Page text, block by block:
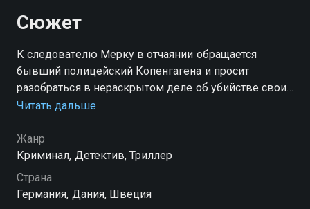
Сюжет
К следователю Мерку в отчаянии обращается
бывший полицейский Копенгагена и просит
разобраться в нераскрытом деле об убийстве своих
детей, произошедшем много лет назад
Читать дальше
Жанр
Криминал, Детектив, Триллер
Страна
Германия, Дания, Швеция